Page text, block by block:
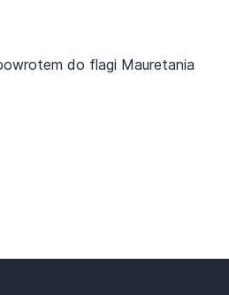
do flagi Mauretania